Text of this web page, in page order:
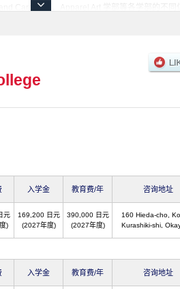
Care 学部、Apparel Art 学部等各学部的不同
入学金 教育费/年 咨询地址
元
)
169,200 日元
(2027年度)
390,000 日元
(2027年度)
160 Hieda-cho,
Kurashiki-shi,
入学金 教育费/年 咨询地址